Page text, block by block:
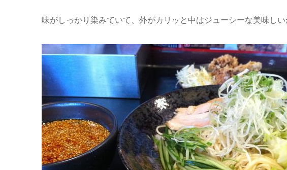
味がしっかり染みていて、外がカリッと中はジューシーな美味しい